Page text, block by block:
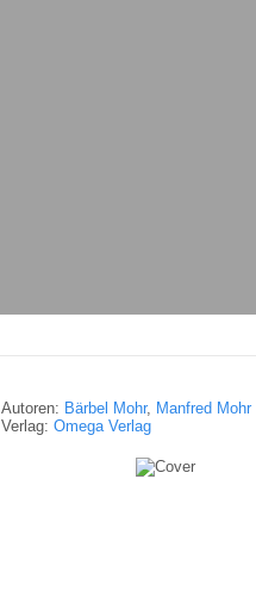
Autoren: Bärbel Mohr, Manfred Mohr
Verlag: Omega Verlag